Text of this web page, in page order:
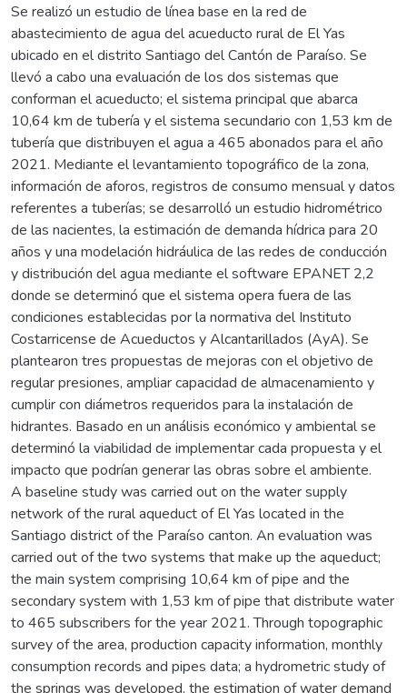
Se realizó un estudio de línea base en la red de
abastecimiento de agua del acueducto rural de El Yas
ubicado en el distrito Santiago del Cantón de Paraíso. Se
llevó a cabo una evaluación de los dos sistemas que
conforman el acueducto; el sistema principal que abarca
10,64 km de tubería y el sistema secundario con 1,53 km de
tubería que distribuyen el agua a 465 abonados para el año
2021. Mediante el levantamiento topográfico de la zona,
información de aforos, registros de consumo mensual y datos
referentes a tuberías; se desarrolló un estudio hidrométrico
de las nacientes, la estimación de demanda hídrica para 20
años y una modelación hidráulica de las redes de conducción
y distribución del agua mediante el software EPANET 2,2
donde se determinó que el sistema opera fuera de las
condiciones establecidas por la normativa del Instituto
Costarricense de Acueductos y Alcantarillados (AyA). Se
plantearon tres propuestas de mejoras con el objetivo de
regular presiones, ampliar capacidad de almacenamiento y
cumplir con diámetros requeridos para la instalación de
hidrantes. Basado en un análisis económico y ambiental se
determinó la viabilidad de implementar cada propuesta y el
impacto que podrían generar las obras sobre el ambiente.
A baseline study was carried out on the water supply
network of the rural aqueduct of El Yas located in the
Santiago district of the Paraíso canton. An evaluation was
carried out of the two systems that make up the aqueduct;
the main system comprising 10,64 km of pipe and the
secondary system with 1,53 km of pipe that distribute water
to 465 subscribers for the year 2021. Through topographic
survey of the area, production capacity information, monthly
consumption records and pipes data; a hydrometric study of
the springs was developed, the estimation of water demand